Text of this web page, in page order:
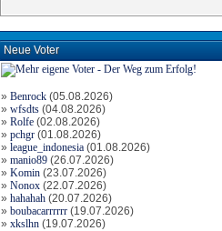
Neue Voter
» Benrock (05.08.2026)
» wfsdts (04.08.2026)
» Rolfe (02.08.2026)
» pchgr (01.08.2026)
» league_indonesia (01.08.2026)
» manio89 (26.07.2026)
» Komin (23.07.2026)
» Nonox (22.07.2026)
» hahahah (20.07.2026)
» boubacarrrrrr (19.07.2026)
» xkslhn (19.07.2026)